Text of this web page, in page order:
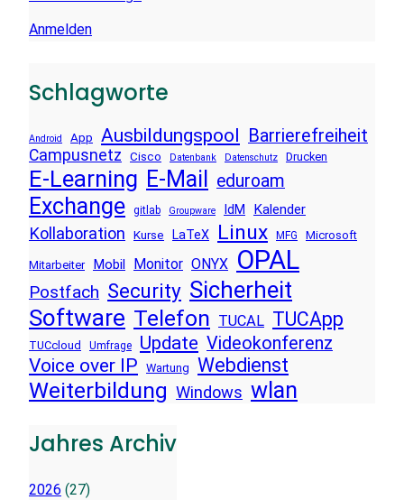
Anmelden
Schlagworte
Android App Ausbildungspool Barrierefreiheit
Campusnetz Cisco Datenbank Datenschutz Drucken
E-Learning E-Mail eduroam
Exchange gitlab Groupware IdM Kalender
Kollaboration Kurse LaTeX Linux MFG Microsoft
Mitarbeiter Mobil Monitor ONYX OPAL
Postfach Security Sicherheit
Software Telefon TUCAL TUCApp
TUCcloud Umfrage Update Videokonferenz
Voice over IP Wartung Webdienst
Weiterbildung Windows wlan
Jahres Archiv
2026 (27)